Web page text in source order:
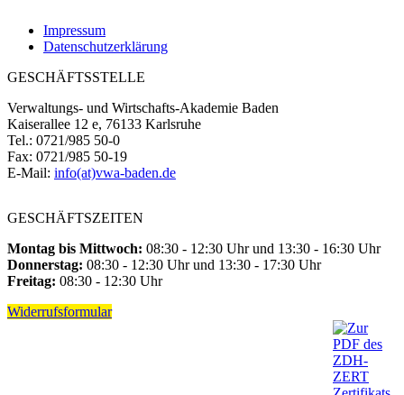
Impressum
Datenschutzerklärung
GESCHÄFTSSTELLE
Verwaltungs- und Wirtschafts-Akademie Baden
Kaiserallee 12 e, 76133 Karlsruhe
Tel.: 0721/985 50-0
Fax: 0721/985 50-19
E-Mail: info(at)vwa-baden.de
GESCHÄFTSZEITEN
Montag bis Mittwoch: 08:30 - 12:30 Uhr und 13:30 - 16:30 Uhr
Donnerstag: 08:30 - 12:30 Uhr und 13:30 - 17:30 Uhr
Freitag: 08:30 - 12:30 Uhr
Widerrufsformular